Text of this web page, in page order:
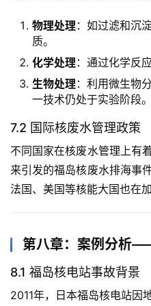
物理处理 ：如过滤和沉
质。
化学处理 ：通过化学反
生物处理 ：利用微生物
一技术仍处于实验阶段。
7.2 国际核废水管理政策
不同国家在核废水管理上有
来引发的福岛核废水排海事
法国、美国等核能大国也在
第八章：案例分析
8.1 福岛核电站事故背景
2011年，日本福岛核电站因